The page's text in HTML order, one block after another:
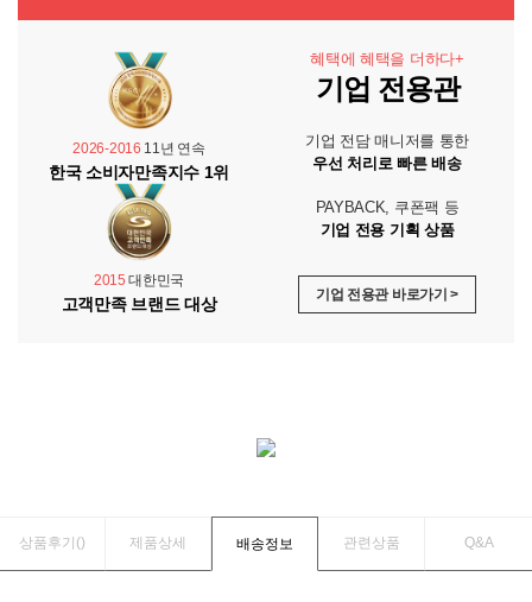
2026-2016 11년 연속
한국 소비자만족지수 1위
2015 대한민국
고객만족 브랜드 대상
혜택에 혜택을 더하다+
기업 전용관
기업 전담 매니저를 통한
우선 처리로 빠른 배송
PAYBACK, 쿠폰팩 등
기업 전용 기획 상품
기업 전용관 바로가기 >
상품후기() 제품상세 배송정보 관련상품 Q&A